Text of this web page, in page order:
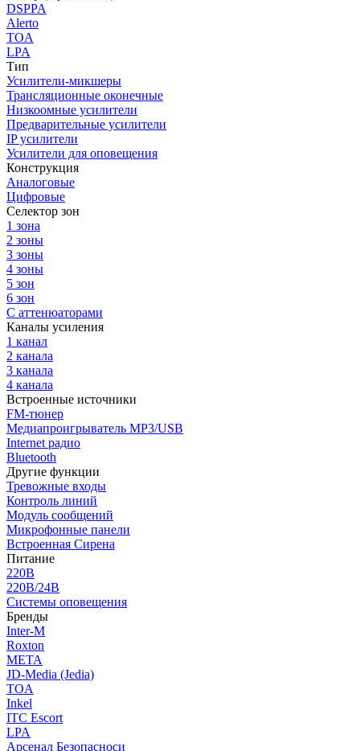
DSPPA
Alerto
TOA
LPA
Тип
Усилители-микшеры
Трансляционные оконечные
Низкоомные усилители
Предварительные усилители
IP усилители
Усилители для оповещения
Конструкция
Аналоговые
Цифровые
Селектор зон
1 зона
2 зоны
3 зоны
4 зоны
5 зон
6 зон
С аттенюаторами
Каналы усиления
1 канал
2 канала
3 канала
4 канала
Встроенные источники
FM-тюнер
Медиапроигрыватель MP3/USB
Internet радио
Bluetooth
Другие функции
Тревожные входы
Контроль линий
Модуль сообщений
Микрофонные панели
Встроенная Сирена
Питание
220В
220В/24В
Системы оповещения
Бренды
Inter-M
Roxton
МЕТА
JD-Media (Jedia)
TOA
Inkel
ITC Escort
LPA
Арсенал Безопасноси